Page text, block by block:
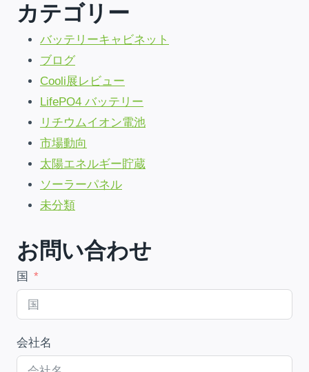
ア:
UNSHAKEABLE
10-
|
90%
蓄
カテゴリー
バッテリーキャビネット
ブログ
Cooli展レビュー
LifePO4 バッテリー
リチウムイオン電池
市場動向
太陽エネルギー貯蔵
ソーラーパネル
未分類
お問い合わせ
国
会社名